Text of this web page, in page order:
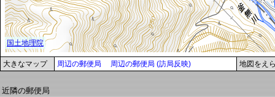
大きなマップ 周辺の郵便局 周辺の郵便局 (訪局反映) 地図をえ
近隣の郵便局